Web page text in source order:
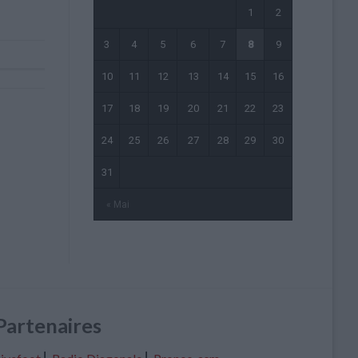
« Mai
1 2
3 4 5 6 7 8 9
10 11 12 13 14 15 16
17 18 19 20 21 22 23
24 25 26 27 28 29 30
31